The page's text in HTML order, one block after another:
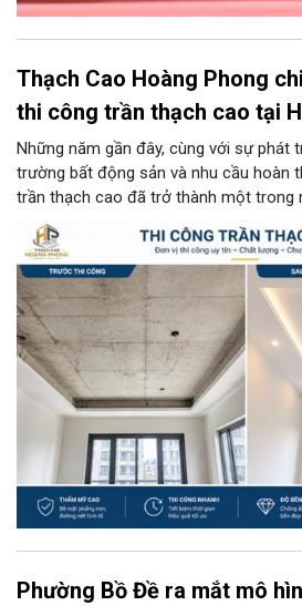
Thạch Cao Hoàng Phong
thi công trần thạch cao tại
Những năm gần đây, cùng với sự phát
trường bất động sản và nhu cầu hoàn
trần thạch cao đã trở thành một trong
thể thiếu trong các công trình nhà ở,
biệt thự... Không chỉ mang lại tính
còn giúp che giấu hệ thống dây điện,
thời cải thiện đáng kể khả năng cách
gian sống. Tuy nhiên, để có được một
đẹp theo thời gian, việc lựa chọn
nghề và kinh nghiệm thực tế lại là yếu
Phường Bồ Đề ra mắt mô